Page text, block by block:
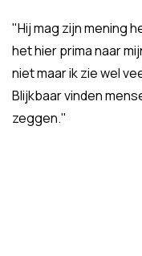
"Hij mag zijn mening
het hier prima naar
niet maar ik zie wel
Blijkbaar vinden
zeggen."